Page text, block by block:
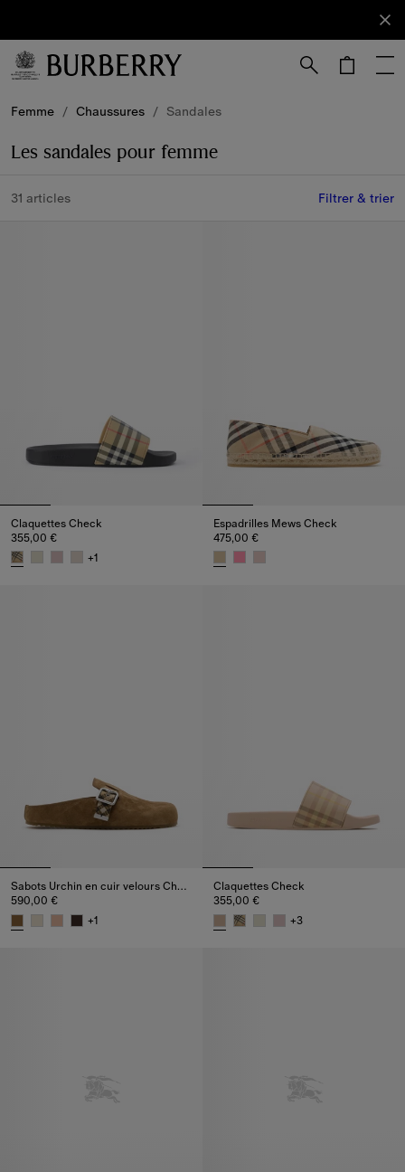
Abonnez-
vous à
notre
Femme / Chaussures / Sandales
Les sandales pour femme
31 articles Filtrer & trier
Claquettes Check
355,00 €
+1
Espadrilles Mews Check​
475,00 €
Sabots Urchin en cuir velours Check
590,00 €
+1
Claquettes Check
355,00 €
+3